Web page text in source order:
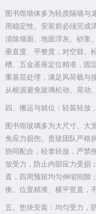
图书馆墙体多为轻质隔墙与
用稳定性。安装前必须完成
清除墙面、地面浮灰、砂浆
垂直度、平整度，对空鼓、
槽、五金基座定位精准，固
重基层处理，满足风荷载与
从根源避免玻璃松动、晃动
四、搬运与就位：轻装轻放
图书馆玻璃多为大尺寸、大
免应力损伤。贵玻团队严格
协同配合，轻拿轻放，严禁
放受力，防止内部应力受损
直，四周预留均匀伸缩间隙
衡、位置精准、横平竖直，
五、垫块安装：均匀受力，